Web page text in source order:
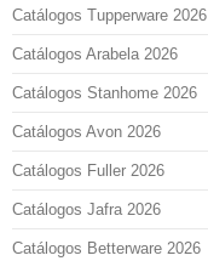
Catálogos Tupperware 2026
Catálogos Arabela 2026
Catálogos Stanhome 2026
Catálogos Avon 2026
Catálogos Fuller 2026
Catálogos Jafra 2026
Catálogos Betterware 2026